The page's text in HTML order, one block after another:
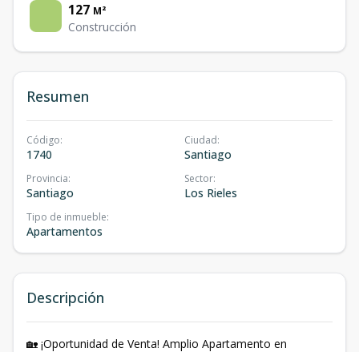
127 M²
Construcción
Resumen
Código:
1740
Ciudad:
Santiago
Provincia:
Santiago
Sector:
Los Rieles
Tipo de inmueble:
Apartamentos
Descripción
🏡 ¡Oportunidad de Venta! Amplio Apartamento en